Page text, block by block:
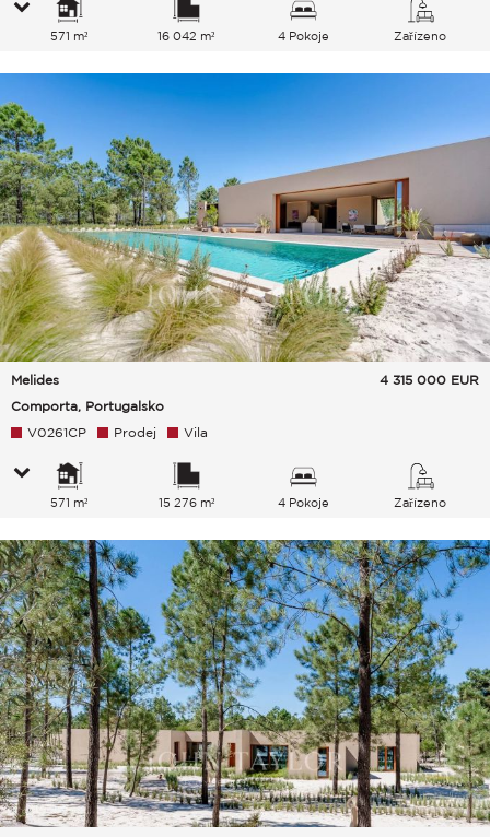
571 m² 16 042 m² 4 Pokoje Zařízeno
Melides
Comporta, Portugalsko
4 315 000 EUR
V0261CP Prodej Vila
571 m² 15 276 m² 4 Pokoje Zařízeno